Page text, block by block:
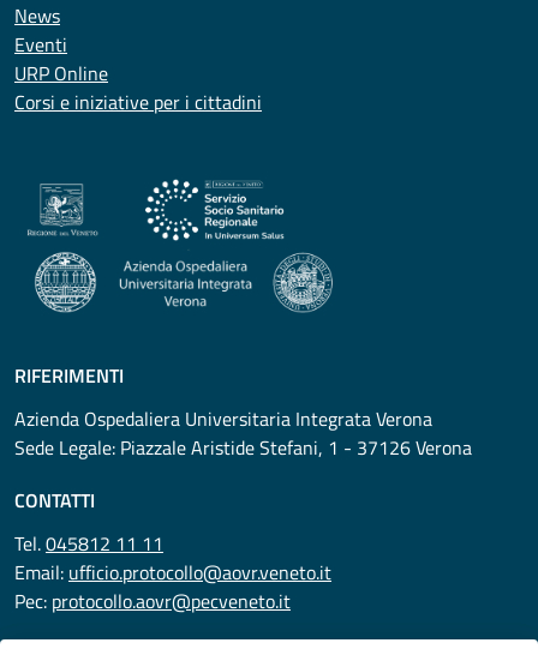
News
Eventi
URP Online
Corsi e iniziative per i cittadini
RIFERIMENTI
Azienda Ospedaliera Universitaria Integrata Verona
Sede Legale: Piazzale Aristide Stefani, 1 - 37126 Verona
CONTATTI
Tel.045812 11 11
Email: ufficio.protocollo@aovr.veneto.it
Pec: protocollo.aovr@pecveneto.it